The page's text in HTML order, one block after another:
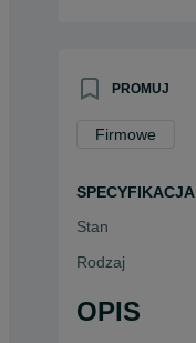
PROMUJ
Firmowe
SPECYFIKACJA
Stan
Rodzaj
OPIS